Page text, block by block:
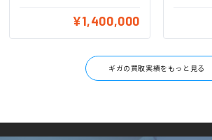
¥1,400,000
ギガの買取実績をもっと見る